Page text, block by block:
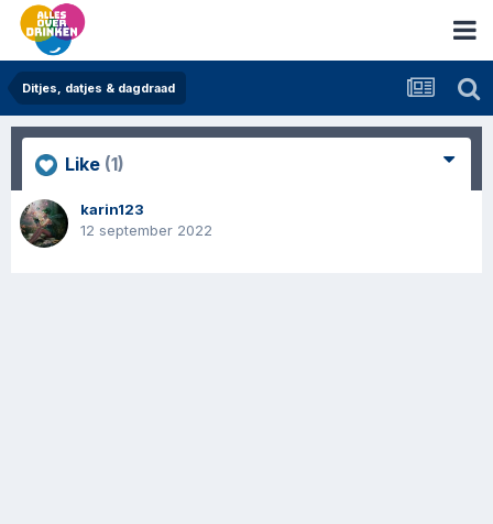
Ditjes, datjes & dagdraad
Like (1)
karin123
12 september 2022